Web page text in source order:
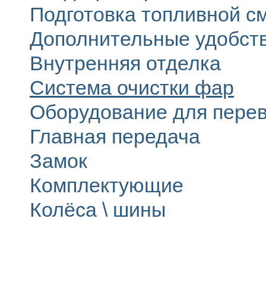
Подготовка топливной
Дополнительные
Внутренняя отделка
Система очистки фар
Оборудование для
Главная передача
Замок
Комплектующие
Колёса \ шины